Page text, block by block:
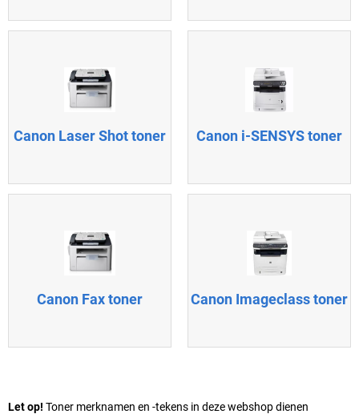
Canon Laser Shot toner Canon i-SENSYS toner
Canon Fax toner Canon Imageclass toner
Let op! Toner merknamen en -tekens in deze webshop dienen